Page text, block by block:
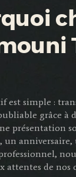
est simple :
grâce à
présentation
un
attentes de nos